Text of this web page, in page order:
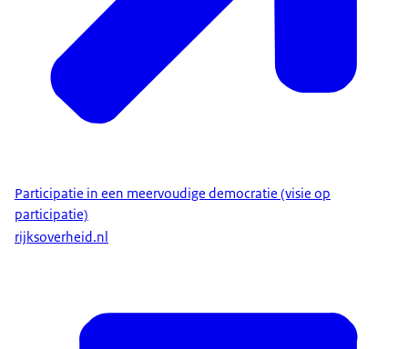
Participatie in een meervoudige democratie (visie op
participatie)
rijksoverheid.nl